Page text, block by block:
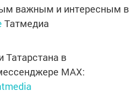
важным и интересным в
Татмедиа
Татарстана в
MАХ: